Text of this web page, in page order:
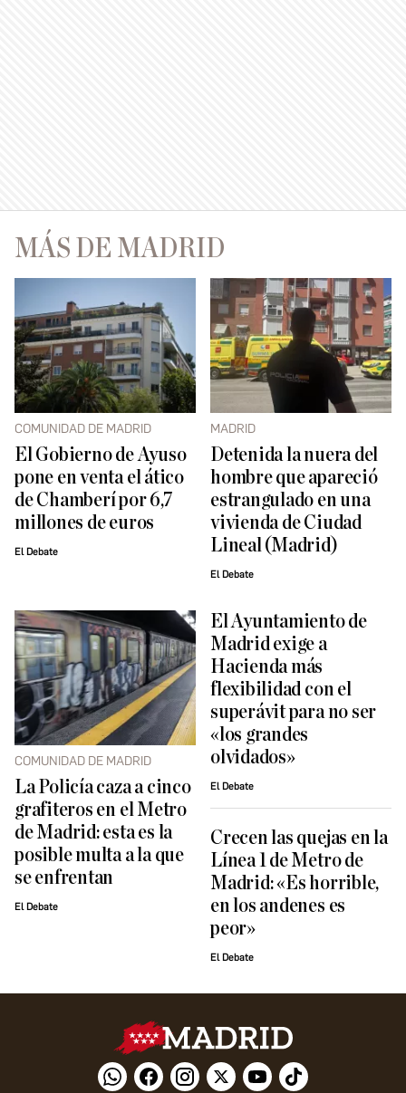
MÁS DE MADRID
COMUNIDAD DE MADRID
El Gobierno de Ayuso
pone en venta el ático
de Chamberí por 6,7
millones de euros
El Debate
MADRID
Detenida la nuera del
hombre que apareció
estrangulado en una
vivienda de Ciudad
Lineal (Madrid)
El Debate
COMUNIDAD DE MADRID
La Policía caza a cinco
grafiteros en el Metro
de Madrid: esta es la
posible multa a la que
se enfrentan
El Debate
El Ayuntamiento de
Madrid exige a
Hacienda más
flexibilidad con el
superávit para no ser
«los grandes
olvidados»
El Debate
Crecen las quejas en la
Línea 1 de Metro de
Madrid: «Es horrible,
en los andenes es
peor»
El Debate